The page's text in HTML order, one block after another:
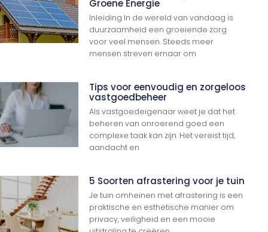
Groene Energie
Inleiding In de wereld van vandaag is
duurzaamheid een groeiende zorg
voor veel mensen. Steeds meer
mensen streven ernaar om
Tips voor eenvoudig en zorgeloos
vastgoedbeheer
Als vastgoedeigenaar weet je dat het
beheren van onroerend goed een
complexe taak kan zijn. Het vereist tijd,
aandacht en
5 Soorten afrastering voor je tuin
Je tuin omheinen met afrastering is een
praktische en esthetische manier om
privacy, veiligheid en een mooie